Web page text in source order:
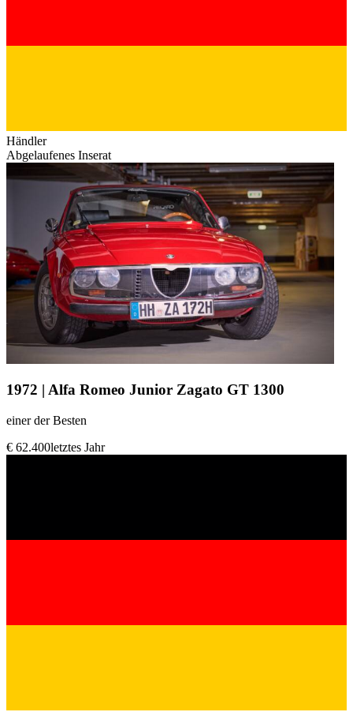
Händler
Abgelaufenes Inserat
1972 | Alfa Romeo Junior Zagato GT 1300
einer der Besten
€ 62.400letztes Jahr